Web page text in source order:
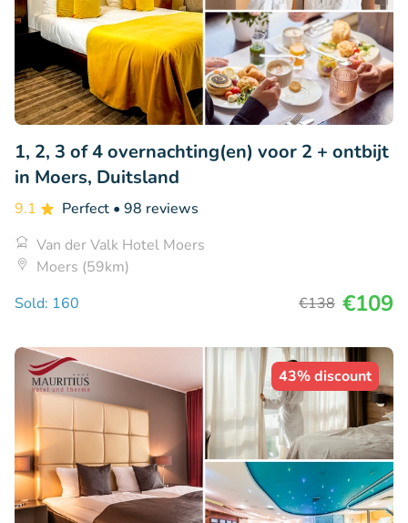
1, 2, 3 of 4 overnachting(en) voor 2 + ontbijt
in Moers, Duitsland
9.1 Perfect • 98 reviews
Van der Valk Hotel Moers
Moers (59km)
Sold: 160
€138 €109
43% discount